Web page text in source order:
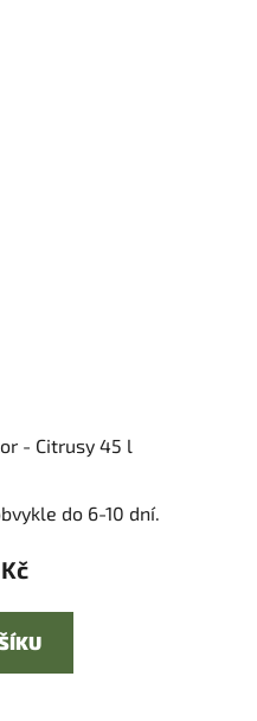
- Citrusy 45 l
produktu
do 6-10 dní.